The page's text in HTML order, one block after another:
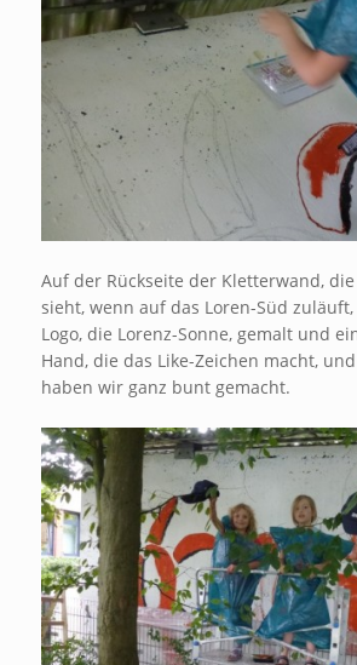
Auf der Rückseite der Kletterwand,
sieht, wenn auf das Loren-Süd
Logo, die Lorenz-Sonne, gemalt und
Hand, die das Like-Zeichen macht,
haben wir ganz bunt gemacht.